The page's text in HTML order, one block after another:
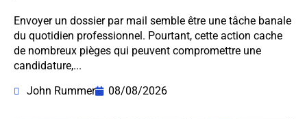
Envoyer un dossier par mail semble être une tâche banale
du quotidien professionnel. Pourtant, cette action cache
de nombreux pièges qui peuvent compromettre une
candidature,...
John Rummer
08/08/2026